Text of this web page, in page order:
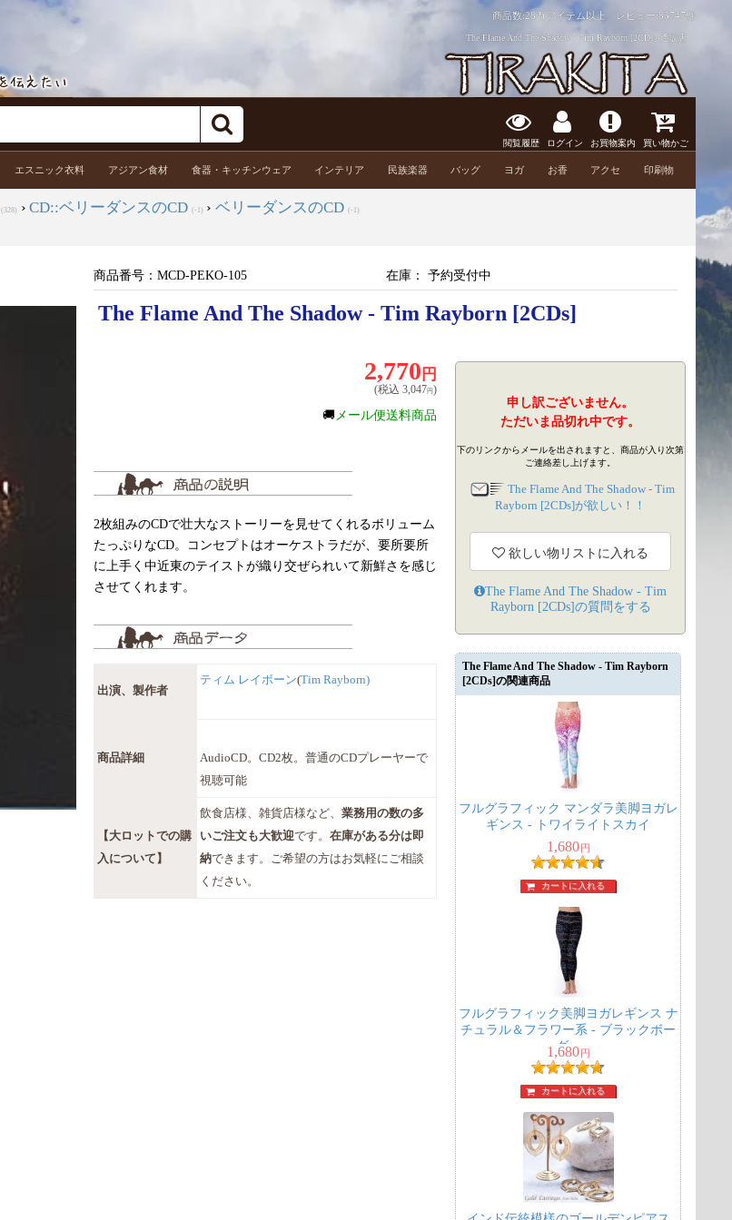
商品数:28万アイテム以上 レビュー:83747件
The Flame And The Shadow - Tim Rayborn [2CDs] 通販店
閲覧履歴 ログイン お買物案内 買い物かご
エスニック衣料 アジアン食材 食器・キッチンウェア インテリア 民族楽器 バッグ ヨガ お香 アクセ 印刷物
(328) › CD::ベリーダンスのCD (-1) ›ベリーダンスのCD (-1)
商品番号：MCD-PEKO-105 在庫： 予約受付中
The Flame And The Shadow - Tim Rayborn [2CDs]
2,770 円
(税込3,047円)
🚚メール便送料商品
2枚組みのCDで壮大なストーリーを見せてくれるボリューム
たっぷりなCD。コンセプトはオーケストラだが、要所要所
に上手く中近東のテイストが織り交ぜられいて新鮮さを感じ
させてくれます。
出演、製作者
ティム レイボーン(Tim Rayborn)
商品詳細
AudioCD。CD2枚。普通のCDプレーヤーで
視聴可能
【大ロットでの購
入について】
飲食店様、雑貨店様など、業務用の数の多
いご注文も大歓迎です。在庫がある分は即
納できます。ご希望の方はお気軽にご相談
ください。
申し訳ございません。
ただいま品切れ中です。
下のリンクからメールを出されますと、商品が入り次第
ご連絡差し上げます。
The Flame And The Shadow - Tim
Rayborn [2CDs]が欲しい！！
欲しい物リストに入れる
The Flame And The Shadow - Tim
Rayborn [2CDs]の質問をする
The Flame And The Shadow - Tim Rayborn
[2CDs]の関連商品
フルグラフィック マンダラ美脚ヨガレ
ギンス - トワイライトスカイ
1,680円
カートに入れる
フルグラフィック美脚ヨガレギンス ナ
チュラル＆フラワー系 - ブラックボー
ダー
1,680円
カートに入れる